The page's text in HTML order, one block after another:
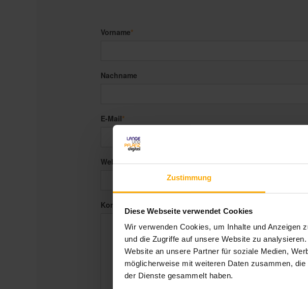
Zustimmung
Diese Webseite verwendet Cookies
Wir verwenden Cookies, um Inhalte und Anzeigen
und die Zugriffe auf unsere Website zu
Website an unsere Partner für soziale Medien,
möglicherweise mit weiteren Daten zusammen,
der Dienste gesammelt haben.
Vorname*
Nachname
E-Mail*
Website
Kommentar